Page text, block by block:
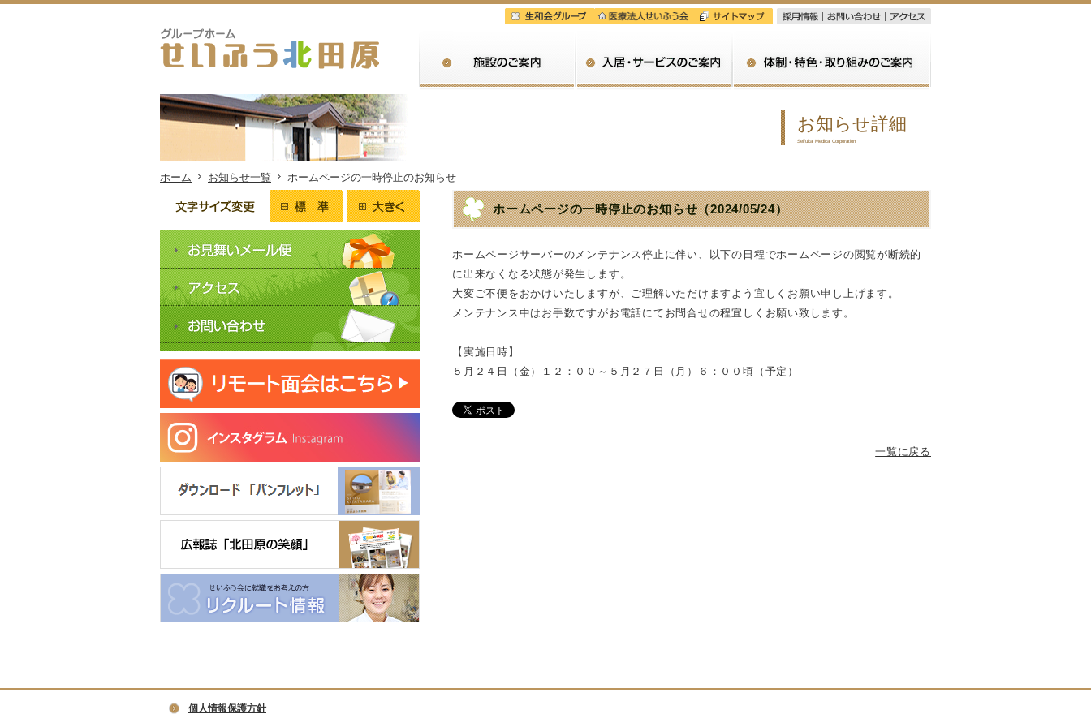
お知らせ詳細
Seifukai Medical Corporation
ホーム お知らせ一覧 ホームページの一時停止のお知らせ
ホームページの一時停止のお知らせ（2024/05/24）
ホームページサーバーのメンテナンス停止に伴い、以下の日程でホームページの閲覧が断続的
に出来なくなる状態が発生します。
大変ご不便をおかけいたしますが、ご理解いただけますよう宜しくお願い申し上げます。
メンテナンス中はお手数ですがお電話にてお問合せの程宜しくお願い致します。
【実施日時】
５月２４日（金）１２：００～５月２７日（月）６：００頃（予定）
一覧に戻る
個人情報保護方針